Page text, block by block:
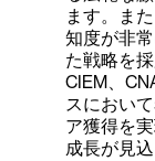
ます。ま
知度が非
た戦略を
CIEM、
スにおい
ア獲得を
成長が見